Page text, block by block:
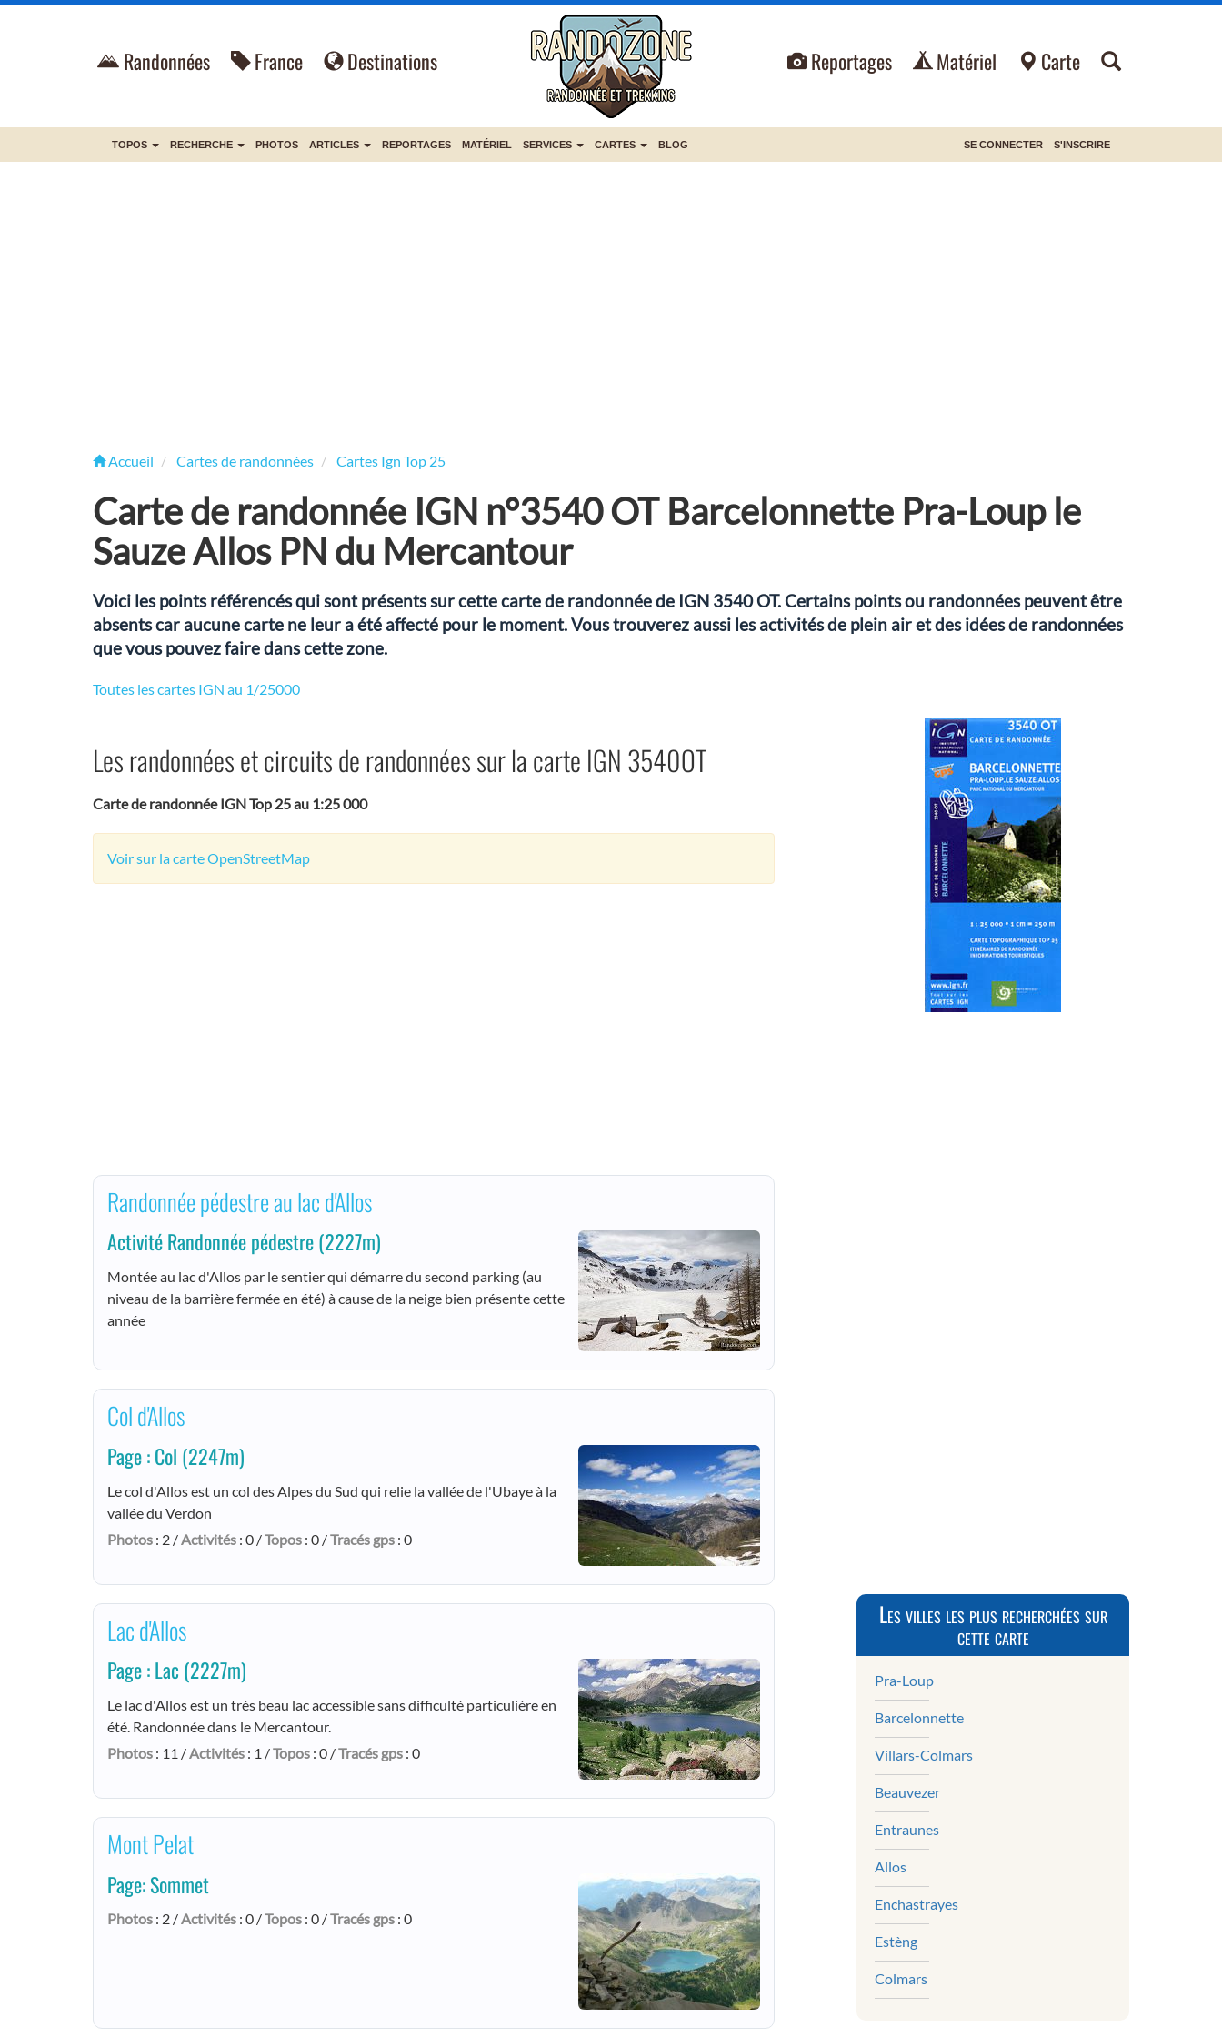
Randonnées France Destinations Reportages Matériel Carte
TOPOS RECHERCHE PHOTOS ARTICLES REPORTAGES MATÉRIEL SERVICES CARTES BLOG SE CONNECTER S'INSCRIRE
Accueil Cartes de randonnées Cartes Ign Top 25
Carte de randonnée IGN n°3540 OT Barcelonnette Pra-Loup le
Sauze Allos PN du Mercantour
Voici les points référencés qui sont présents sur cette carte de randonnée de IGN 3540 OT. Certains points ou randonnées peuvent être
absents car aucune carte ne leur a été affecté pour le moment. Vous trouverez aussi les activités de plein air et des idées de randonnées
que vous pouvez faire dans cette zone.
Toutes les cartes IGN au 1/25000
Les randonnées et circuits de randonnées sur la carte IGN 3540OT
Carte de randonnée IGN Top 25 au 1:25 000
Voir sur la carte OpenStreetMap
Randonnée pédestre au lac d'Allos
Activité Randonnée pédestre(2227m)
Montée au lac d'Allos par le sentier qui démarre du second parking (au
niveau de la barrière fermée en été) à cause de la neige bien présente cette
année
Col d'Allos
Page : Col (2247m)
Le col d'Allos est un col des Alpes du Sud qui relie la vallée de l'Ubaye à la
vallée du Verdon
Photos : 2 / Activités : 0 /Topos : 0 /Tracés gps : 0
Lac d'Allos
Page : Lac(2227m)
Le lac d'Allos est un très beau lac accessible sans difficulté particulière en
été. Randonnée dans le Mercantour.
Photos : 11 /Activités : 1 /Topos : 0 /Tracés gps : 0
Mont Pelat
Page: Sommet
Photos : 2 /Activités : 0 /Topos : 0 /Tracés gps : 0
Les villes les plus recherchées sur
cette carte
Pra-Loup
Barcelonnette
Villars-Colmars
Beauvezer
Entraunes
Allos
Enchastrayes
Estèng
Colmars